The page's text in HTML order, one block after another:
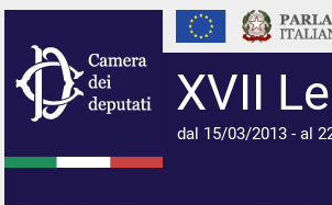
XVII
dal 15/03/2013 - al